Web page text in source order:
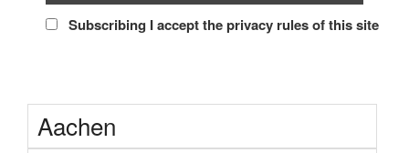
Subscribing I accept the privacy rules of this site
Aachen